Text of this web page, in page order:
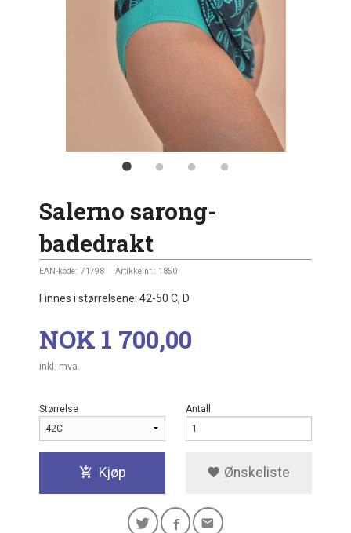
Salerno sarong-
badedrakt
EAN-kode: 71798 Artikkelnr.: 1850
Finnes i størrelsene: 42-50 C, D
Pris
NOK 1 700,00
inkl. mva.
Størrelse Antall
Kjøp Ønskeliste